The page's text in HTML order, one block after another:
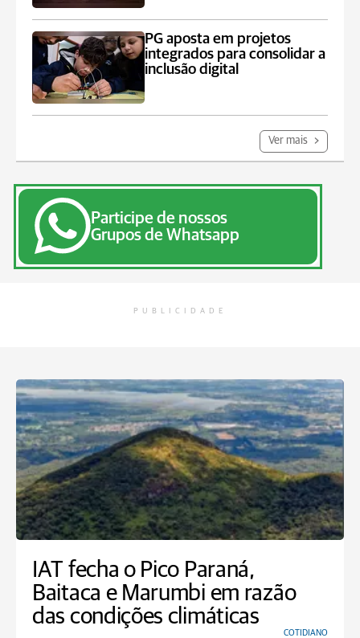
PG aposta em projetos
integrados para consolidar a
inclusão digital
Ver mais
Participe de nossos
Grupos de Whatsapp
PUBLICIDADE
IAT fecha o Pico Paraná,
Baitaca e Marumbi em razão
das condições climáticas
COTIDIANO